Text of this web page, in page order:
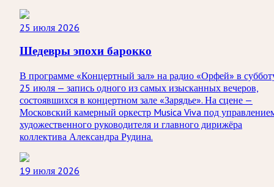
25 июля 2026
Шедевры эпохи барокко
В программе «Концертный зал» на радио «Орфей» в
25 июля — запись одного из самых изысканных вечеров,
состоявшихся в концертном зале «Зарядье». На сцене —
Московский камерный оркестр Musica Viva под
художественного руководителя и главного дирижёра
коллектива Александра Рудина.
19 июля 2026